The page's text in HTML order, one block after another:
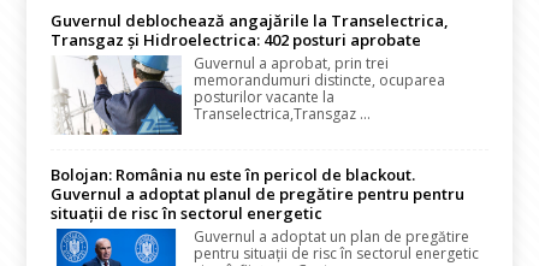
Guvernul deblochează angajările la Transelectrica,
Transgaz și Hidroelectrica: 402 posturi aprobate
Guvernul a aprobat, prin trei
memorandumuri distincte, ocuparea
posturilor vacante la
Transelectrica,Transgaz ...
Bolojan: România nu este în pericol de blackout.
Guvernul a adoptat planul de pregătire pentru pentru
situații de risc în sectorul energetic
Guvernul a adoptat un plan de pregătire
pentru situații de risc în sectorul energetic